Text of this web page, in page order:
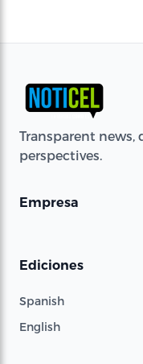
Transparent news,
perspectives.
Empresa
Ediciones
Spanish
English